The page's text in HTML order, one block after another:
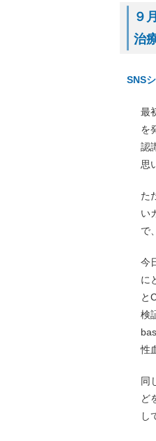
９
治
SNS
最
を
認
思
た
い
で
今
に
と
検
性
同
ど
し